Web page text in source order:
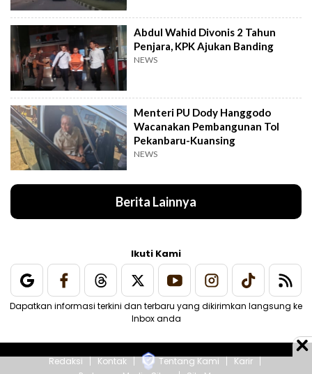
Abdul Wahid Divonis 2 Tahun
Penjara, KPK Ajukan Banding
NEWS
Menteri PU Dody Hanggodo
Wacanakan Pembangunan Tol
Pekanbaru-Kuansing
NEWS
Berita Lainnya
Ikuti Kami
Dapatkan informasi terkini dan terbaru yang dikirimkan langsung ke
Inbox anda
Redaksi Kontak Tentang Kami
Karir